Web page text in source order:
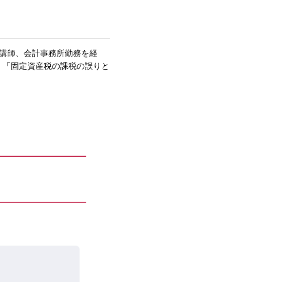
師、会計事務所勤務を経
固定資産税の課税の誤りと